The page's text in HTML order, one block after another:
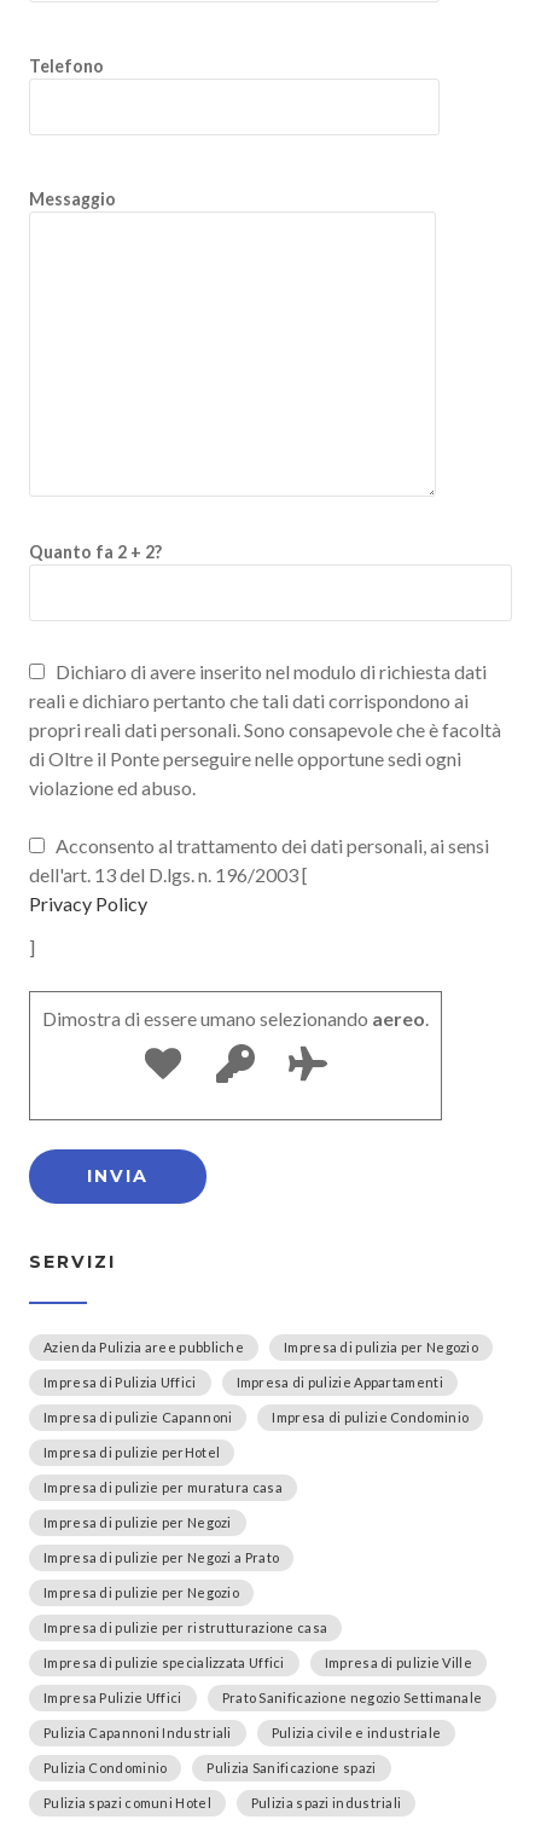
Telefono
Messaggio
Quanto fa 2 + 2?
Dichiaro di avere inserito nel modulo di richiesta dati
reali e dichiaro pertanto che tali dati corrispondono ai
propri reali dati personali. Sono consapevole che è facoltà
di Oltre il Ponte perseguire nelle opportune sedi ogni
violazione ed abuso.
Acconsento al trattamento dei dati personali, ai sensi
dell'art. 13 del D.lgs. n. 196/2003 [
Privacy Policy
]
Dimostra di essere umano selezionando aereo.
SERVIZI
Azienda Pulizia aree pubbliche Impresa di pulizia per Negozio
Impresa di Pulizia Uffici Impresa di pulizie Appartamenti
Impresa di pulizie Capannoni Impresa di pulizie Condominio
Impresa di pulizie perHotel
Impresa di pulizie per muratura casa
Impresa di pulizie per Negozi
Impresa di pulizie per Negozi a Prato
Impresa di pulizie per Negozio
Impresa di pulizie per ristrutturazione casa
Impresa di pulizie specializzata Uffici Impresa di pulizie Ville
Impresa Pulizie Uffici Prato Sanificazione negozio Settimanale
Pulizia Capannoni Industriali Pulizia civile e industriale
Pulizia Condominio Pulizia Sanificazione spazi
Pulizia spazi comuni Hotel Pulizia spazi industriali